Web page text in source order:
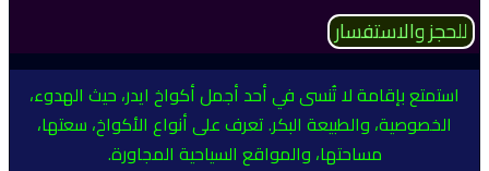
للحجز والاستفسار
استمتع بإقامة لا تُنسى في أحد أجمل أكواخ ايدر، حيث الهدوء،
الخصوصية، والطبيعة البكر. تعرف على أنواع الأكواخ، سعتها،
مساحتها، والمواقع السياحية المجاورة.